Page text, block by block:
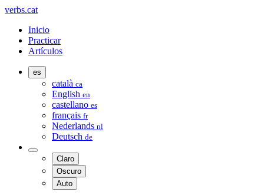
verbs.cat
Inicio
Practicar
Artículos
es
català ca
English en
castellano es
français fr
Nederlands nl
Deutsch de
Claro
Oscuro
Auto